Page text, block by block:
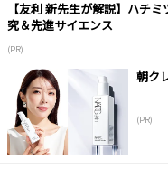
【友利 新先生が解説】ハチミ
究＆先進サイエンス
(PR)
朝ク
(PR)